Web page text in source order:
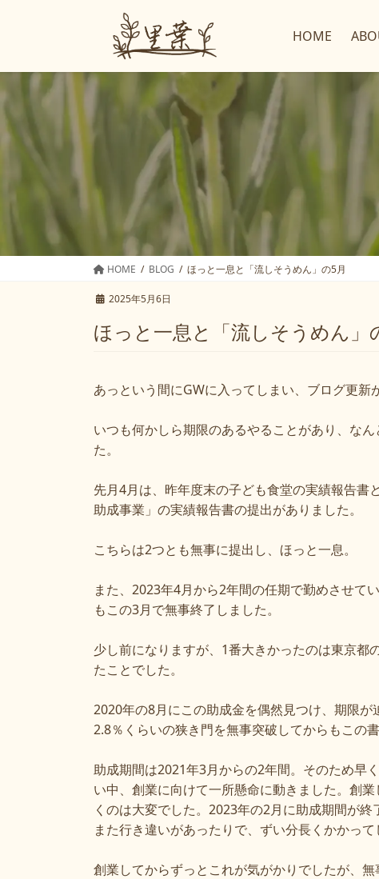
ン
ツ
ス
キ
ー
シ
ン
に
HOME
HOME BLOG ほっと一息と「流しそうめん」の5月
2025年5月6日
ほっと一息と「流しそうめん」
あっという間にGWに入ってしまい、ブログ更新
いつも何かしら期限のあるやることがあり、な
た。
先月4月は、昨年度末の子ども食堂の実績報告書
助成事業」の実績報告書の提出がありました。
こちらは2つとも無事に提出し、ほっと一息。
また、 2023年4月から2年間の任期で勤めさせて
もこの3月で無事終了しました。
少し前になりますが、 1番大きかったのは東京都
たことでした。
2020年の8月にこの助成金を偶然見つけ、期限が
2.8％くらいの狭き門を無事突破してからもこの
助成期間は2021年3月からの2年間。そのため早
い中、創業に向けて一所懸命に動きました。創
くのは大変でした。 2023年の2月に助成期間が終
また行き違いがあったりで、ずい分長くかかって
創業してからずっとこれが気がかりでしたが、